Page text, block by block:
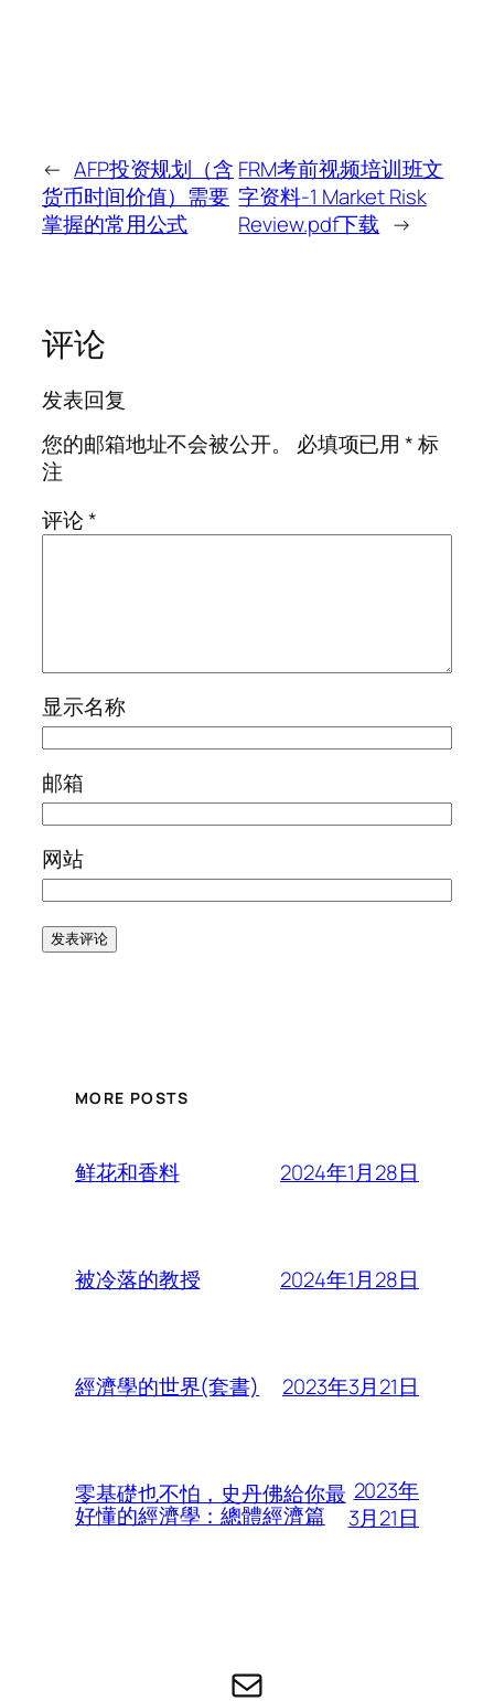
← AFP投资规划（含
货币时间价值）需要
掌握的常用公式
FRM考前视频培训班文
字资料-1 Market Risk
Review.pdf下载 →
评论
发表回复
您的邮箱地址不会被公开。
必填项已用*标
注
评论*
显示名称
邮箱
网站
MORE POSTS
鲜花和香料 2024年1月28日
被冷落的教授 2024年1月28日
經濟學的世界(套書) 2023年3月21日
零基礎也不怕，史丹佛給你最
好懂的經濟學：總體經濟篇
2023年
3月21日
电子邮件